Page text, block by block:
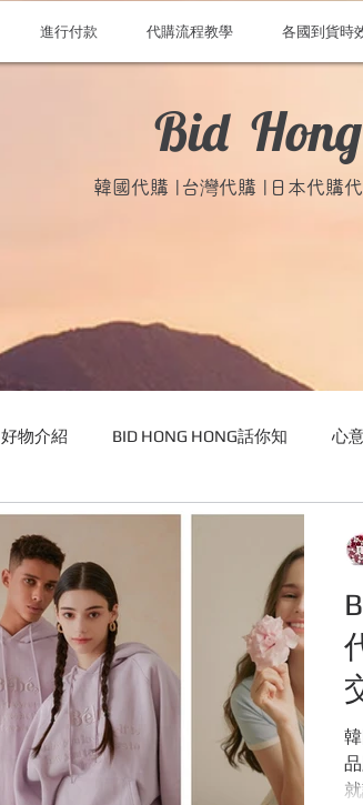
進行付款 代購流程教學 各國到貨時
Bid
韓國代購 |台灣代購 |日本代購
好物介紹 BID HONG HONG話你知 心
台灣代購網站 Bidhongkong韓國代購網站
韓